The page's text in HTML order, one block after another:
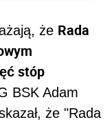
że Rada
stóp
BSK Adam
że "Rada